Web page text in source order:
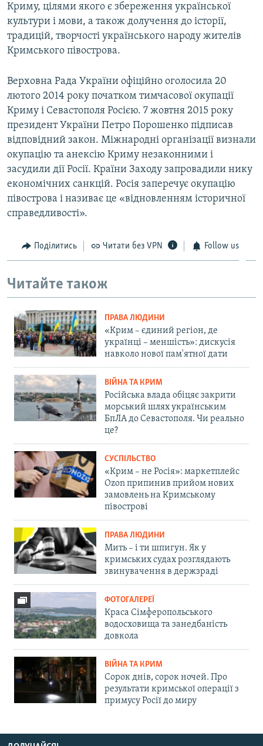
Криму, цілями якого є збереження української
культури і мови, а також долучення до історії,
традицій, творчості українського народу жителів
Кримського півострова.
Верховна Рада України офіційно оголосила 20
лютого 2014 року початком тимчасової окупації
Криму і Севастополя Росією. 7 жовтня 2015 року
президент України Петро Порошенко підписав
відповідний закон. Міжнародні організації визнали
окупацію та анексію Криму незаконними і
засудили дії Росії. Країни Заходу запровадили нику
економічних санкцій. Росія заперечує окупацію
півострова і називає це «відновленням історичної
справедливості».
Поділитись Читати без VPN Follow us
Читайте також
ПРАВА ЛЮДИНИ
«Крим – єдиний регіон, де
українці – меншість»: дискусія
навколо нової пам'ятної дати
ВІЙНА ТА КРИМ
Російська влада обіцяє закрити
морський шлях українським
БпЛА до Севастополя. Чи реально
це?
СУСПІЛЬСТВО
«Крим – не Росія»: маркетплейс
Ozon припинив прийом нових
замовлень на Кримському
півострові
ПРАВА ЛЮДИНИ
Мить – і ти шпигун. Як у
кримських судах розглядають
звинувачення в держзраді
ФОТОГАЛЕРЕЇ
Краса Сімферопольського
водосховища та занедбаність
довкола
ВІЙНА ТА КРИМ
Сорок днів, сорок ночей. Про
результати кримської операції з
примусу Росії до миру